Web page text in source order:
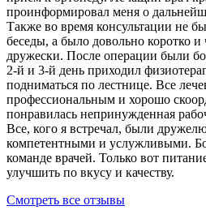
проинформировал меня о
Также во время консультации не
беседы, а было довольно коротко
дружески. После операции были
2-й и 3-й день приходил
подниматься по лестнице. Все
профессиональным и хорошо
понравилась непринужденная
Все, кого я встречал, были
компетентными и услужливыми.
команде врачей. Только вот
улучшить по вкусу и качеству.
Смотреть все отзывы